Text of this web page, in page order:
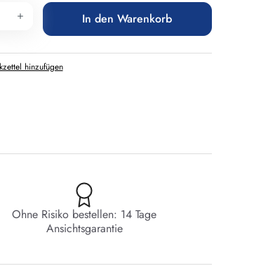
Anzahl: Gib den gewünschten
In den Warenkorb
hinzufügen
Ohne Risiko bestellen: 14 Tage
Ansichtsgarantie